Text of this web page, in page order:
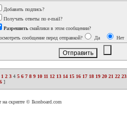
Добавить подпись?
Получать ответы по e-mail?
Разрешить смайлики в этом сообщении?
сообщение перед отправкой?
Да Нет
1 2 3 4 5 6 7 8 9 10 11 12 13 14 15 16 17 18 19 20 21 22 23
]
на скрипте © Ikonboard.com